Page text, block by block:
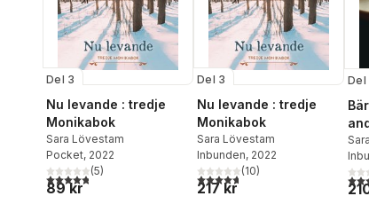
Del 3
Nu levande : tredje
Monikabok
Sara Lövestam
Pocket, 2022
4,8utav 5 stjärnor. Totalt antal röster:
(5)
89 kr
Del 3
Nu levande : tredje
Monikabok
Sara Lövestam
Inbunden, 2022
4,7utav 5 stjärnor. Totalt antal
(10)
217 kr
Del
4,5